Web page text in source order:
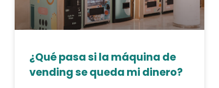
¿Qué pasa si la máquina de
vending se queda mi dinero?